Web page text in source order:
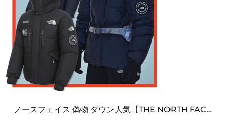
ノースフェイス 偽物 ダウン人気【THE NORTH FACE】M'S 7 SUMMIT HIM...